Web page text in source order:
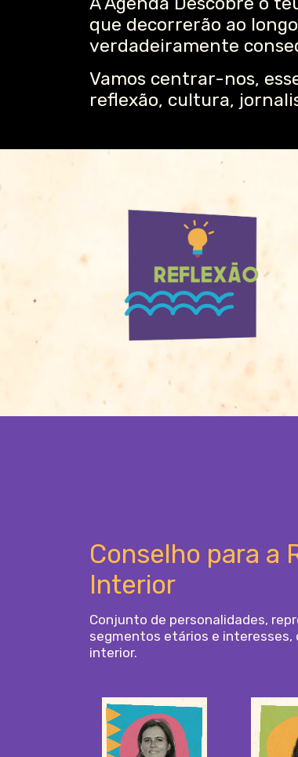
que decorrerão ao
verdadeiramente
Vamos centrar-nos,
reflexão, cultura,
Conselho para a
Interior
Conjunto de personalidades,
segmentos etários e interesses,
interior.